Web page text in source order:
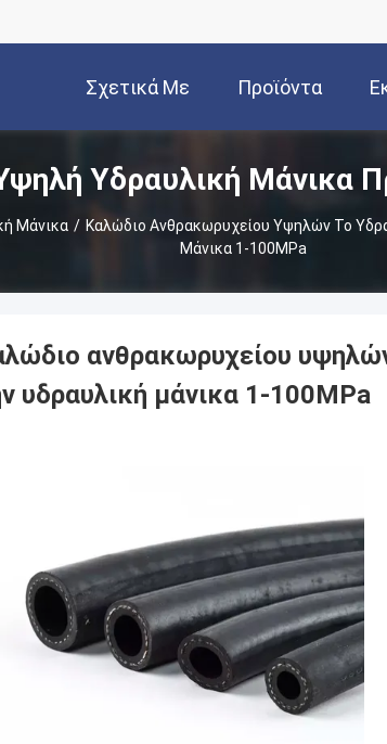
Σχετικά Με
Εμάς
Προϊόντα
Υδραυλική Μάνικα
Μάνικα / Καλώδιο Ανθρακωρυχείου Υψηλών Το
Μάνικα 1-100MPa
ανθρακωρυχείου
υδραυλική μάνικα 1-100MPa